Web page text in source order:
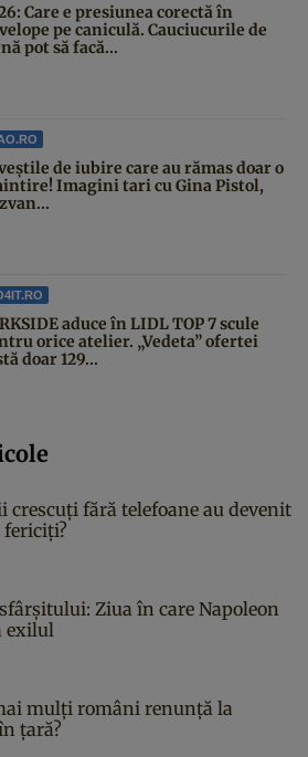
Care e presiunea corectă în
pe caniculă. Cauciucurile de
pot să facă...
de iubire care au rămas doar o
Imagini tari cu Gina Pistol,
aduce în LIDL TOP 7 scule
orice atelier. „Vedeta” ofertei
doar 129...
crescuți fără telefoane au devenit
Ziua în care Napoleon
exilul
mulți români renunță la
țară?